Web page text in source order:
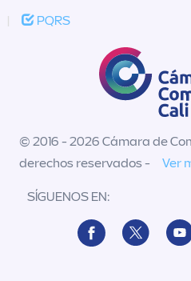
| PQRS
© 2016 - 2026 Cámara de
derechos reservados -
Ver
SÍGUENOS EN: